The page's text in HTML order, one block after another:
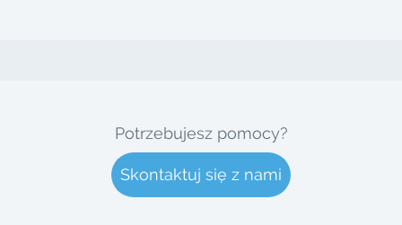
Potrzebujesz pomocy?
Skontaktuj się z nami